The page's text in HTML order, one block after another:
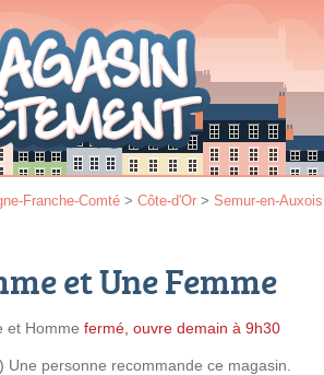
Franche-Comté > Côte-d'Or > Semur-en-Auxois
et Une Femme
et Homme fermé, ouvre demain à 9h30
Une personne recommande ce magasin.